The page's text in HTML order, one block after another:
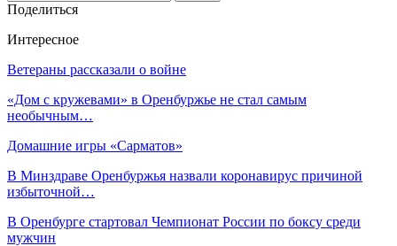
Поделиться
Интересное
Ветераны рассказали o войне
«Дом с кружевами» в Оренбуржье не стал самым
необычным…
Домашние игры «Сарматов»
В Минздраве Оренбуржья назвали коронавирус причиной
избыточной…
В Оренбурге стартовал Чемпионат России по боксу среди
мужчин